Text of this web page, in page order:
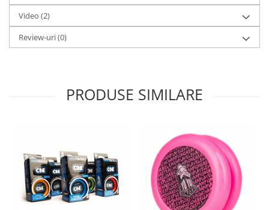
Video (2)
Review-uri(0)
PRODUSE SIMILARE